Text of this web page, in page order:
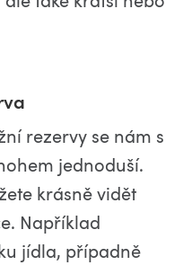
rezervy se nám s
jednoduší.
krásně vidět
Například
jídla, případně